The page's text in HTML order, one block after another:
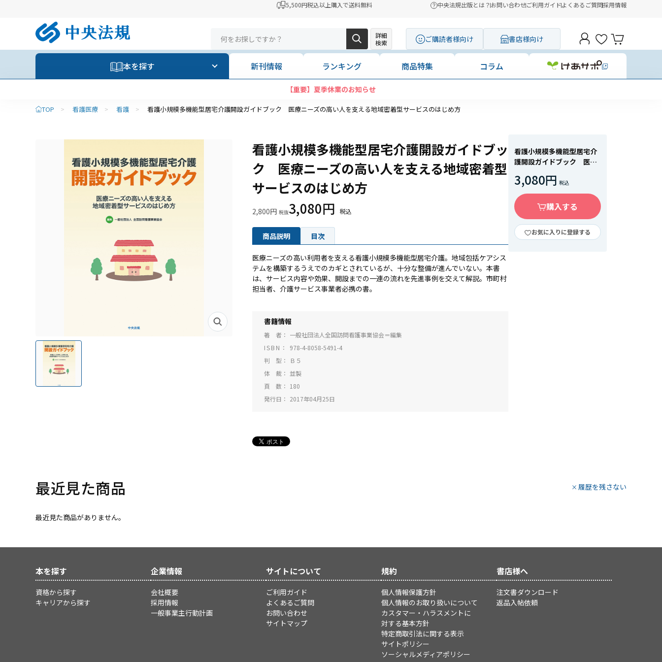
5,500円税込以上購入で送料無料 中央法規出版とは？お問い合わせご利用ガイドよくあるご質問採用情報
詳細
検索
ご購読者様向け 書店様向け
本を探す 新刊情報 ランキング 商品特集 コラム
【重要】夏季休業のお知らせ
TOP > 看護医療 > 看護 > 看護小規模多機能型居宅介護開設ガイドブック 医療ニーズの高い人を支える地域密着型サービスのはじめ方
看護小規模多機能型居宅介護開設ガイドブッ
ク 医療ニーズの高い人を支える地域密着型
サービスのはじめ方
2,800円 3,080円
商品説明 目次
医療ニーズの高い利用者を支える看護小規模多機能型居宅介護。地域包括ケアシス
テムを構築するうえでのカギとされているが、十分な整備が進んでいない。本書
は、サービス内容や効果、開設までの一連の流れを先進事例を交えて解説。市町村
担当者、介護サービス事業者必携の書。
書籍情報
著 者
一般社団法人全国訪問看護事業協会＝編集
ISBN
978-4-8058-5491-4
判 型
Ｂ５
体 裁
並製
頁 数
180
発行日
2017年04月25日
看護小規模多機能型居宅介
護開設ガイドブック 医療
域密着型サービスのはじめ
方
3,080円
購入する
お気に入りに登録する
最近見た商品
最近見た商品がありません。
履歴を残さない
本を探す
資格から探す
キャリアから探す
企業情報
会社概要
採用情報
一般事業主行動計画
サイトについて
ご利用ガイド
よくあるご質問
お問い合わせ
サイトマップ
規約
個人情報保護方針
個人情報のお取り扱いについて
カスタマー・ハラスメントに
対する基本方針
特定商取引法に関する表示
サイトポリシー
ソーシャルメディアポリシー
書店様へ
注文書ダウンロード
返品入帖依頼